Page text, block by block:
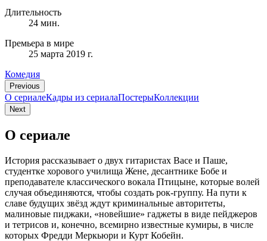
Длительность
24 мин.
Премьера в мире
25 марта 2019 г.
Комедия
Previous
О сериалеКадры из сериалaПостерыКоллекции
Next
О сериале
История рассказывает о двух гитаристах Васе и Паше,
студентке хорового училища Жене, десантнике Бобе и
преподавателе классического вокала Птицыне, которые волей
случая объединяются, чтобы создать рок-группу. На пути к
славе будущих звёзд ждут криминальные авторитеты,
малиновые пиджаки, «новейшие» гаджеты в виде пейджеров
и тетрисов и, конечно, всемирно известные кумиры, в числе
которых Фредди Меркьюри и Курт Кобейн.